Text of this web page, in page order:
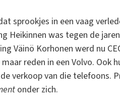
sprookjes in een vaag
Heikinnen was tegen de
Väinö Korhonen werd nu
reden in een Volvo. Ook
verkoop van die telefoons.
onder zich.